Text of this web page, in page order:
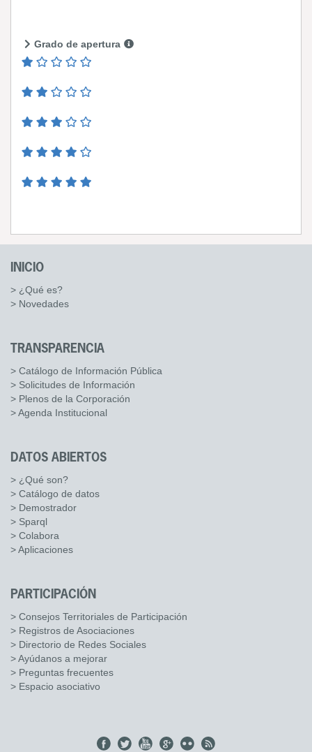
Grado de apertura
INICIO
> ¿Qué es?
> Novedades
TRANSPARENCIA
> Catálogo de Información Pública
> Solicitudes de Información
> Plenos de la Corporación
> Agenda Institucional
DATOS ABIERTOS
> ¿Qué son?
> Catálogo de datos
> Demostrador
> Sparql
> Colabora
> Aplicaciones
PARTICIPACIÓN
> Consejos Territoriales de Participación
> Registros de Asociaciones
> Directorio de Redes Sociales
> Ayúdanos a mejorar
> Preguntas frecuentes
> Espacio asociativo